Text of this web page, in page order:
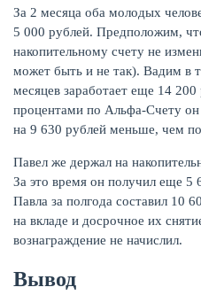
За 2 месяца оба молодых
5 000 рублей. Предположим,
накопительному счету не
может быть и не так). Вадим в
месяцев заработает еще 14
процентами по Альфа-Счету
на 9 630 рублей меньше, чем
Павел же держал на
За это время он получил еще
Павла за полгода составил 10
на вкладе и досрочное их
вознаграждение не начислил.
Вывод